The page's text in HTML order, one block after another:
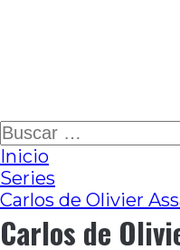
Ir
al
contenido
Buscar:
Inicio
Series
Carlos de Olivier
Carlos de